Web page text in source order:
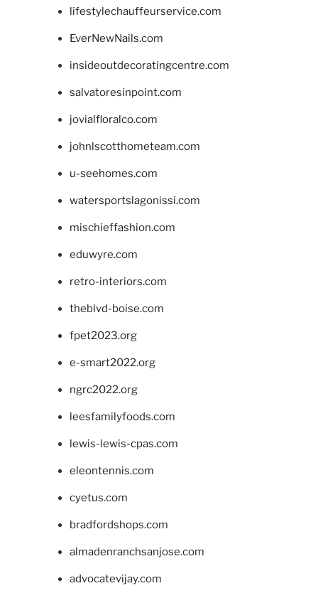
lifestylechauffeurservice.com
EverNewNails.com
insideoutdecoratingcentre.com
salvatoresinpoint.com
jovialfloralco.com
johnlscotthometeam.com
u-seehomes.com
watersportslagonissi.com
mischieffashion.com
eduwyre.com
retro-interiors.com
theblvd-boise.com
fpet2023.org
e-smart2022.org
ngrc2022.org
leesfamilyfoods.com
lewis-lewis-cpas.com
eleontennis.com
cyetus.com
bradfordshops.com
almadenranchsanjose.com
advocatevijay.com